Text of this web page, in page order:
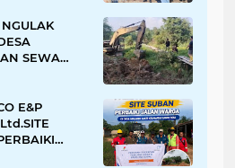
PETANI
HASIL
SEWA
BUKA
NGULAK
E&P
DI